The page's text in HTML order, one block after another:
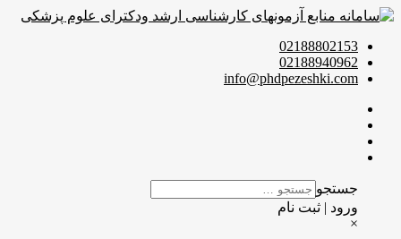
02188802153
02188940962
info@phdpezeshki.com
جستجو
ورود | ثبت نام
×